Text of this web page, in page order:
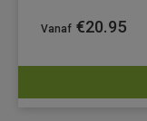
€20.95